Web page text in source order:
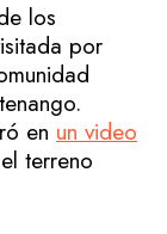
los
por
en un video
terreno